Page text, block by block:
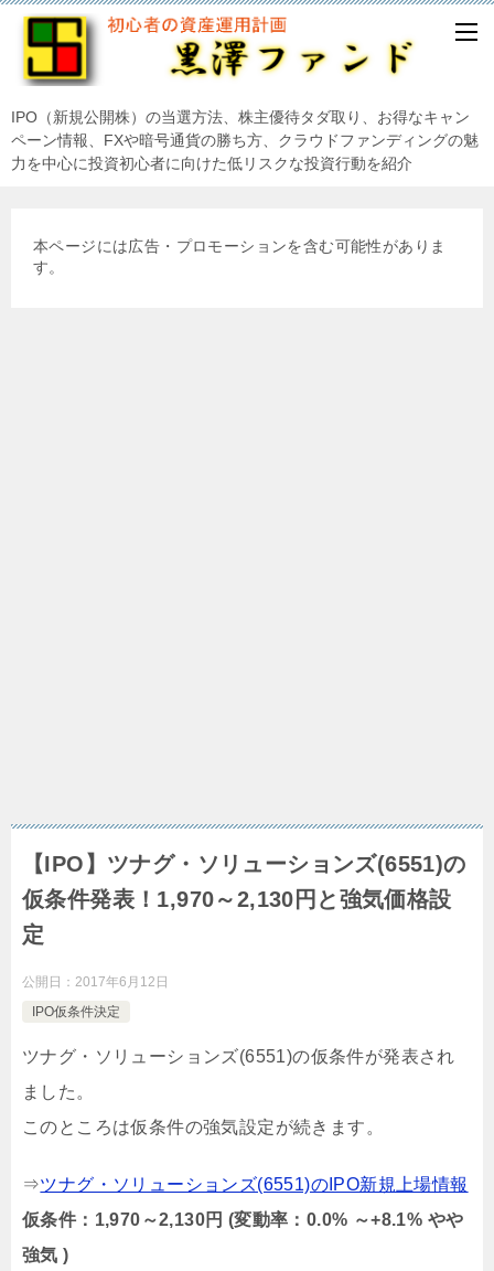
IPO（新規公開株）の当選方法、株主優待タダ取り、お得なキャン
ペーン情報、FXや暗号通貨の勝ち方、クラウドファンディングの魅
力を中心に投資初心者に向けた低リスクな投資行動を紹介
本ページには広告・プロモーションを含む可能性がありま
す。
【IPO】ツナグ・ソリューションズ(6551)の
仮条件発表！1,970～2,130円と強気価格設
定
公開日： 2017年6月12日
IPO仮条件決定
ツナグ・ソリューションズ(6551)の仮条件が発表され
ました。
このところは仮条件の強気設定が続きます。
⇒ツナグ・ソリューションズ(6551)のIPO新規上場情報
仮条件：1,970～2,130円 (変動率：0.0% ～+8.1% やや
強気 )